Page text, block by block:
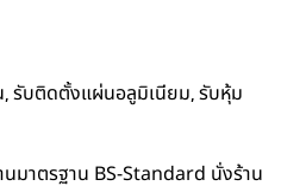
,รับติดตั้งแผ่นอลูมิเนียม,รับหุ้ม
นมาตรฐาน BS-Standard นั่งร้าน